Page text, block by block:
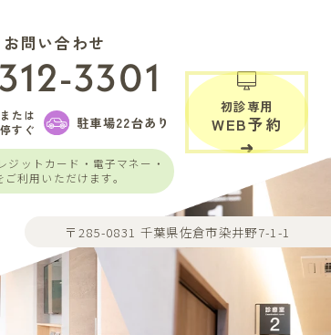
問い合わせ
3301
たは
すぐ
駐車場22台あり
ジットカード・電子マネー・
利用いただけます。
初診専用
WEB予約
〒285-0831 千葉県佐倉市染井野7-1-1